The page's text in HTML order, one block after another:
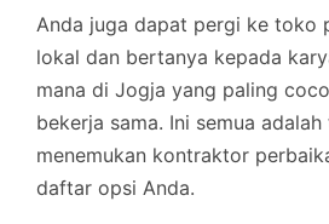
Anda juga dapat pergi ke toko
lokal dan bertanya kepada
mana di Jogja yang paling
bekerja sama. Ini semua
menemukan kontraktor
daftar opsi Anda.